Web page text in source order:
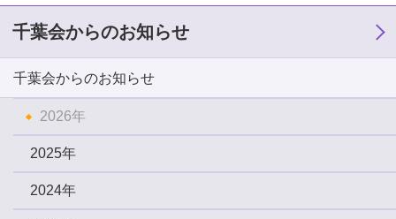
千葉会からのお知らせ
千葉会からのお知らせ
2026年
2025年
2024年